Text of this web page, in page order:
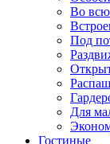
Во всю
Под
Для
Гостиные